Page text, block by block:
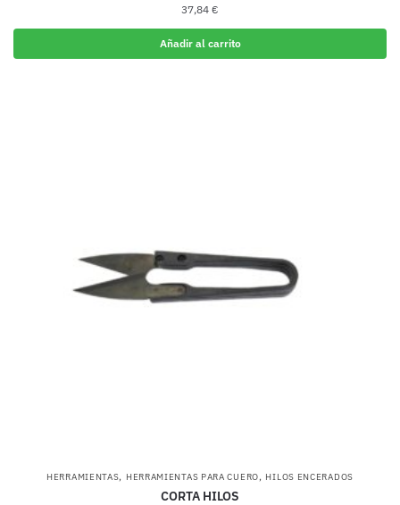
37,84 €
Añadir al carrito
HERRAMIENTAS, HERRAMIENTAS PARA CUERO, HILOS ENCERADOS
CORTA HILOS